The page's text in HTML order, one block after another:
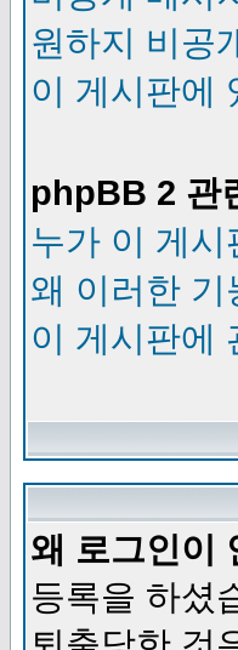
원하지 비공
이 게시판에
phpBB 2 관
누가 이 게
왜 이러한 기
이 게시판에
왜 로그인이
등록을 하셨